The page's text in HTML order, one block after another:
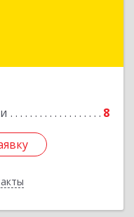
8
Петергоф г,